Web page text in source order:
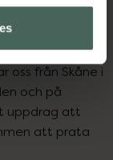
oss från Skåne i
och på
uppdrag att
att prata